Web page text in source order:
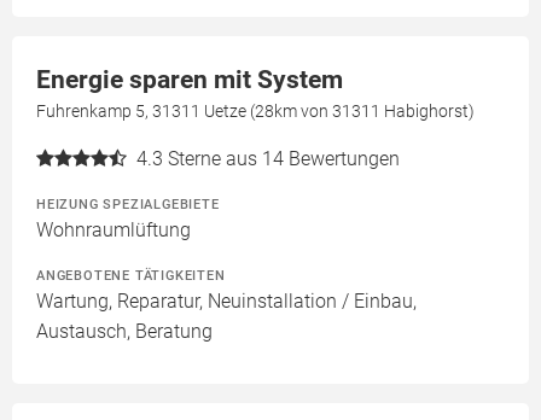
Energie sparen mit System
Fuhrenkamp 5, 31311 Uetze (28km von 31311 Habighorst)
4.3 Sterne aus 14 Bewertungen
HEIZUNG SPEZIALGEBIETE
Wohnraumlüftung
ANGEBOTENE TÄTIGKEITEN
Wartung, Reparatur, Neuinstallation / Einbau,
Austausch, Beratung